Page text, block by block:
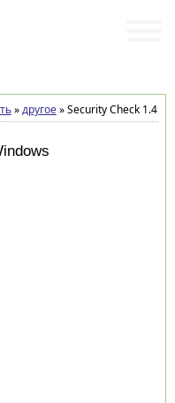
»другое»Security Check